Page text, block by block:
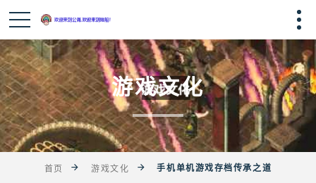
游戏文化
首页 游戏文化 手机单机游戏存档传承之道